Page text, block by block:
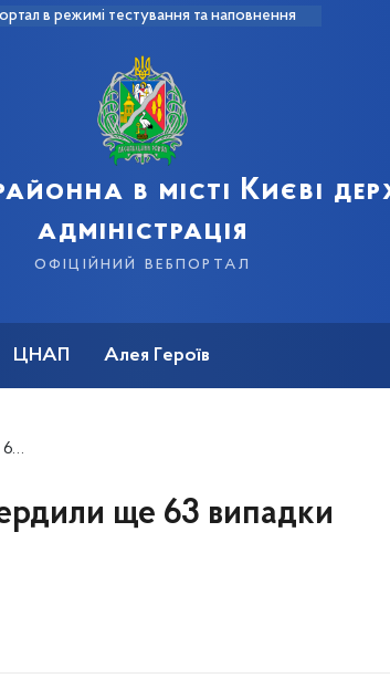
в режимі тестування та наповнення
в місті Києві
адміністрація
офіційний вебпортал
ЦНАП Алея Героїв
ще 63 випадки